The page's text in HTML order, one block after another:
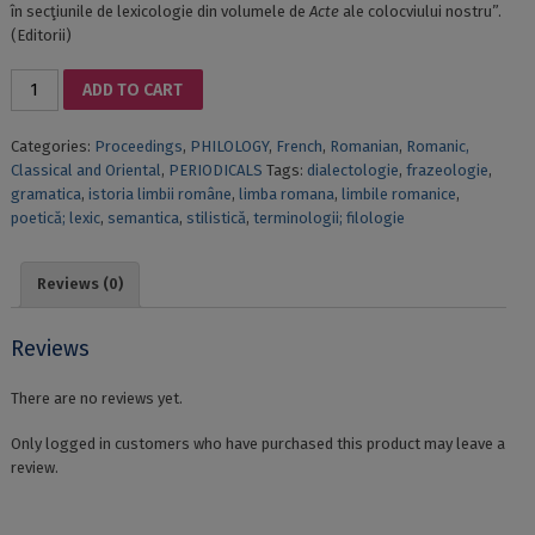
în secţiunile de lexicologie din volumele de Acteale colocviului nostru”.
(Editorii)
ROMANIAN
LANGUAGES.
Proceedings
of
the
Colloquium
the
of
(Bucharest,
November
ADD TO CART
Categories: Proceedings, PHILOLOGY, French, Romanian, Romanic,
Classical and Oriental , PERIODICALS Tags: dialectologie, frazeologie,
gramatica, istoria limbii române, limba romana, limbile romanice,
poetică; lexic, semantica, stilistică, terminologii; filologie
Reviews (0)
Reviews
There are no reviews yet.
Only logged in customers who have purchased this product may leave a
review.